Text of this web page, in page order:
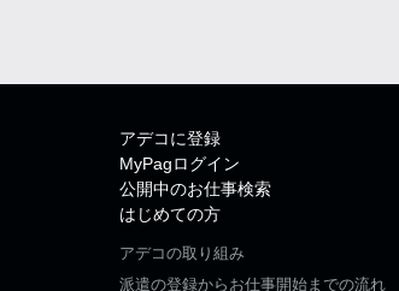
アデコに登録
MyPagログイン
公開中のお仕事検索
はじめての方
アデコの取り組み
派遣の登録からお仕事開始までの流れ